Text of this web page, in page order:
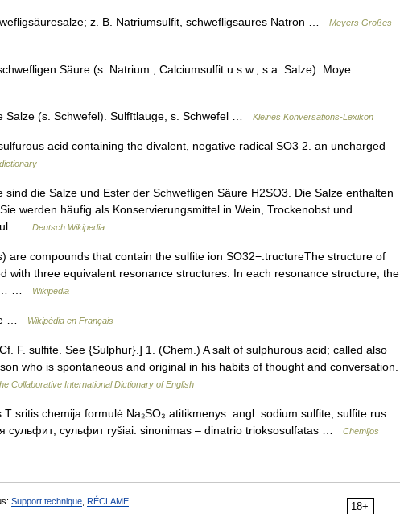
z. B. Natriumsulfit, schwefligsaures Natron …
Meyers Großes
Säure (s. Natrium , Calciumsulfit u.s.w., s.a. Salze). Moye …
Salze (s. Schwefel). Sulfītlauge, s. Schwefel … Kleines Konversations-Lexikon
acid containing the divalent, negative radical SO3 2. an uncharged
die Salze und Ester der Schwefligen Säure H2SO3. Die Salze enthalten
werden häufig als Konservierungsmittel in Wein, Trockenobst und
…
Deutsch Wikipedia
are compounds that contain the sulfite ion SO32−.tructureThe structure of
with three equivalent resonance structures. In each resonance structure, the
…
Wikipedia
… Wikipédia en Français
F. sulfite. See {Sulphur}.] 1. (Chem.) A salt of sulphurous acid; called also
who is spontaneous and original in his habits of thought and conversation.
Collaborative International Dictionary of English
sritis chemija formulė Na₂SO₃ atitikmenys: angl. sodium sulfite; sulfite rus.
сульфит; сульфит ryšiai: sinonimas – dinatrio trioksosulfatas …
Chemijos
18+
Support technique RÉCLAME